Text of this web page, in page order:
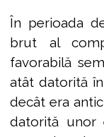
În perioada
brut al
favorabilă
atât datorită
decât era
datorită unor